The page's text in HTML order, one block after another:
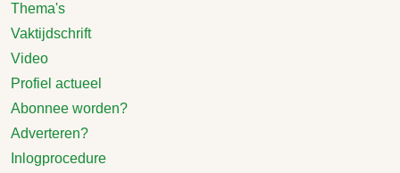
Thema's
Vaktijdschrift
Video
Profiel actueel
Abonnee worden?
Adverteren?
Inlogprocedure